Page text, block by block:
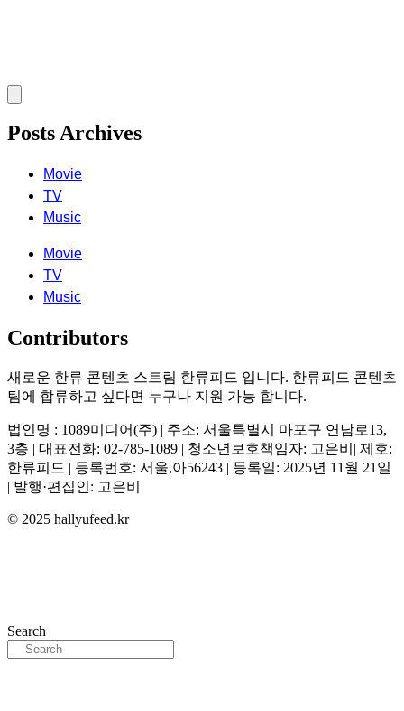
Posts Archives
Movie
TV
Music
Movie
TV
Music
Contributors
새로운 한류 콘텐츠 스트림 한류피드 입니다. 한류피드 콘텐츠
팀에 합류하고 싶다면 누구나 지원 가능 합니다.
법인명 : 1089미디어(주) | 주소: 서울특별시 마포구 연남로13,
3층 | 대표전화: 02-785-1089 | 청소년보호책임자: 고은비| 제호:
한류피드 | 등록번호: 서울,아56243 | 등록일: 2025년 11월 21일
| 발행·편집인: 고은비
© 2025 hallyufeed.kr
Search